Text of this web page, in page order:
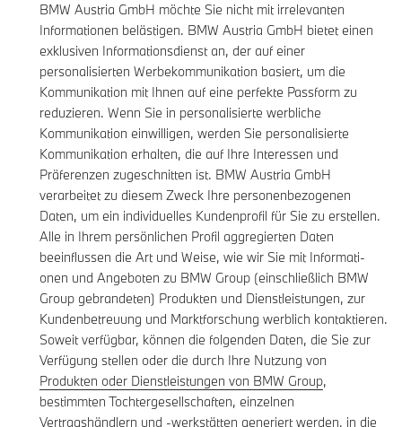
BMW Austria GmbH möchte Sie nicht mit irrelevanten
Informationen belästigen. BMW Austria GmbH bietet einen
exklusiven Informationsdienst an, der auf einer
personalisierten Werbekommunikation basiert, um die
Kommunikation mit Ihnen auf eine perfekte Passform zu
reduzieren. Wenn Sie in personalisierte werbliche
Kommunikation einwilligen, werden Sie personalisierte
Kommunikation erhalten, die auf Ihre Interessen und
Präferenzen zugeschnitten ist. BMW Austria GmbH
verarbeitet zu diesem Zweck Ihre personenbezogenen
Daten, um ein individuelles Kundenprofil für Sie zu erstellen.
Alle in Ihrem persönlichen Profil aggregierten Daten
beeinflussen die Art und Weise, wie wir Sie mit Informati-
onen und Angeboten zu BMW Group (einschließlich BMW
Group gebrandeten) Produkten und Dienstleistungen, zur
Kundenbetreuung und Marktforschung werblich kontaktieren.
Soweit verfügbar, können die folgenden Daten, die Sie zur
Verfügung stellen oder die durch Ihre Nutzung von
Produkten oder Dienstleistungen von BMW Group,
bestimmten Tochtergesellschaften, einzelnen
Vertragshändlern und -werkstätten generiert werden, in die